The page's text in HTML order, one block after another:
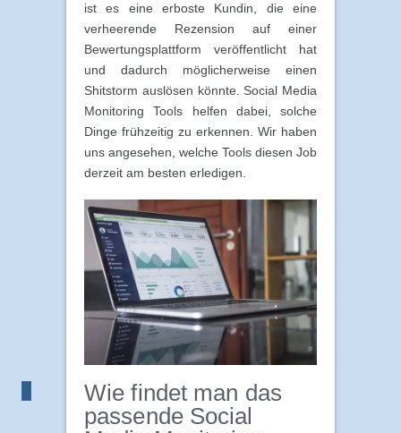
ist es eine erboste Kundin, die eine
verheerende Rezension auf einer
Bewertungsplattform veröffentlicht hat
und dadurch möglicherweise einen
Shitstorm auslösen könnte. Social Media
Monitoring Tools helfen dabei, solche
Dinge frühzeitig zu erkennen. Wir haben
uns angesehen, welche Tools diesen Job
derzeit am besten erledigen.
Wie findet man das
passende Social